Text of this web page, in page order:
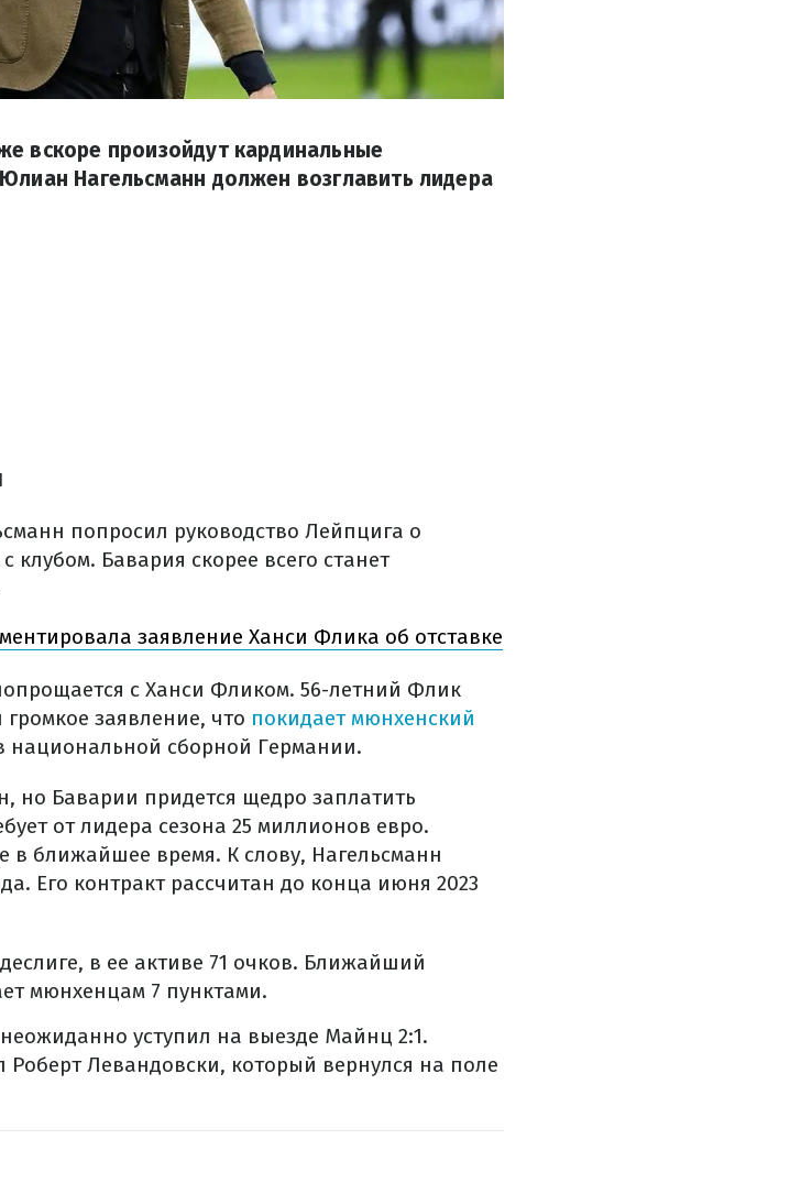
вскоре произойдут кардинальные
Нагельсманн должен возглавить лидера
попросил руководство Лейпцига о
Бавария скорее всего станет
заявление Ханси Флика об отставке
с Ханси Фликом. 56-летний Флик
заявление, что покидает мюнхенский
национальной сборной Германии.
но Баварии придется щедро заплатить
от лидера сезона 25 миллионов евро.
в ближайшее время. К слову, Нагельсманн
Его контракт рассчитан до конца июня 2023
в ее активе 71 очков. Ближайший
мюнхенцам 7 пунктами.
уступил на выезде Майнц 2:1.
Роберт Левандовски, который вернулся на поле